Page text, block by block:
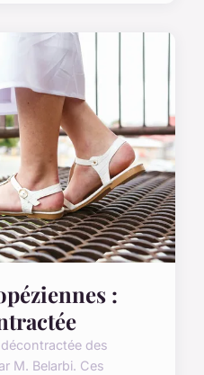
:
des
M. Belarbi. Ces